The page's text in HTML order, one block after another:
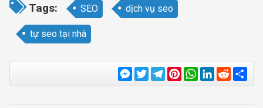
Tags: SEO dịch vụ seo
tự seo tại nhà
Messenger
TwitterTelegram
Pinterest
WhatsApp
LinkedIn
Reddit